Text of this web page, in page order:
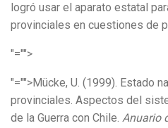
logró usar el aparato estatal
provinciales en cuestiones de
"="">
"="">Mücke, U. (1999). Estado
provinciales. Aspectos del
de la Guerra con Chile. Anuario